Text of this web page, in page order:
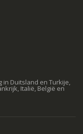
Duitsland en Turkije,
Italië, België en